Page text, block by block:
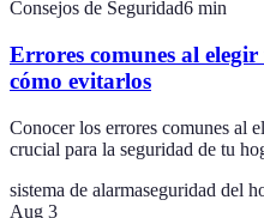
Consejos de Seguridad6 min
Errores comunes al
cómo evitarlos
Conocer los errores comunes al
crucial para la seguridad de tu
sistema de alarmaseguridad del
Aug 3